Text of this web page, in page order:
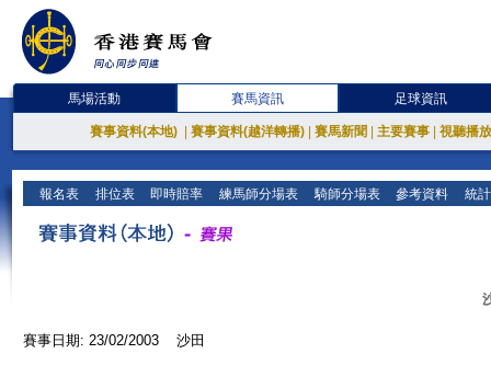
馬場活動 賽馬資訊 足球資訊
賽事資料(本地) 賽事資料(越洋轉播) 賽馬新聞 主要賽事 視聽播
報名表 排位表 即時賠率 練馬師分場表 騎師分場表 參考資料 統
賽事日期: 23/02/2003 沙田